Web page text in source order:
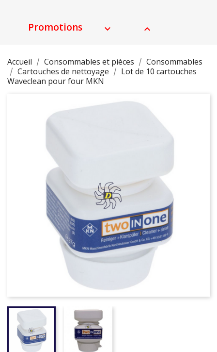
 
Promotions
Accueil Consommables et pièces
Consommables
Cartouches de nettoyage
Lot de 10 cartouches
Waveclean pour four MKN